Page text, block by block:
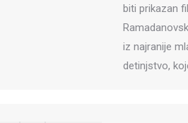
biti prikazan
iz najranije
detinjstvo,